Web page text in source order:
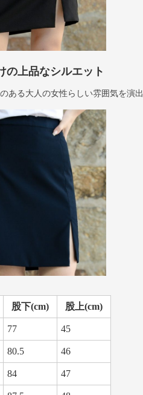
の上品なシルエット
ある大人の女性らしい雰囲気を演出
股下(cm) 股上(cm)
77 45
80.5 46
84 47